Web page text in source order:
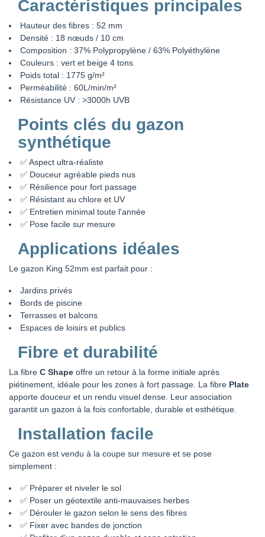
Caractéristiques principales
Hauteur des fibres : 52 mm
Densité : 18 nœuds / 10 cm
Composition : 37% Polypropylène / 63% Polyéthylène
Couleurs : vert et beige 4 tons
Poids total : 1775 g/m²
Perméabilité : 60L/min/m²
Résistance UV : >3000h UVB
Points clés du gazon
synthétique
✅ Aspect ultra-réaliste
✅ Douceur agréable pieds nus
✅ Résilience pour fort passage
✅ Résistant au chlore et UV
✅ Entretien minimal toute l'année
✅ Pose facile sur mesure
Applications idéales
Le gazon King 52mm est parfait pour :
Jardins privés
Bords de piscine
Terrasses et balcons
Espaces de loisirs et publics
Fibre et durabilité
La fibre C Shape offre un retour à la forme initiale après
piétinement, idéale pour les zones à fort passage. La fibre Plate
apporte douceur et un rendu visuel dense. Leur association
garantit un gazon à la fois confortable, durable et esthétique.
Installation facile
Ce gazon est vendu à la coupe sur mesure et se pose
simplement :
✅ Préparer et niveler le sol
✅ Poser un géotextile anti-mauvaises herbes
✅ Dérouler le gazon selon le sens des fibres
✅ Fixer avec bandes de jonction